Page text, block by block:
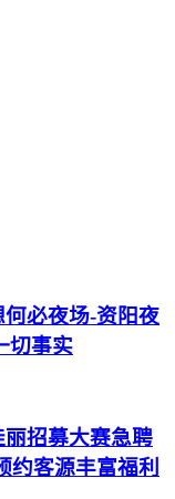
必夜场-资阳夜
切事实
招募大赛急聘
约客源丰富福利